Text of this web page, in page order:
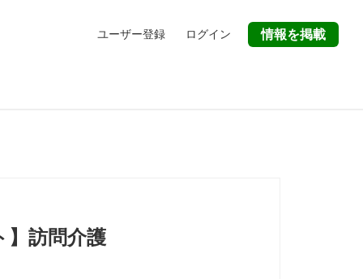
ユーザー登録 ログイン 情報を掲載
】訪問介護